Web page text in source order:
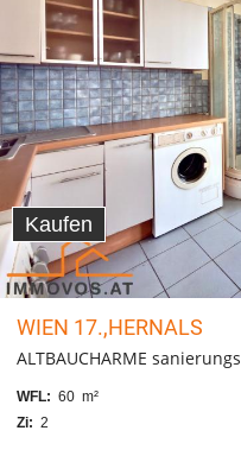
Kaufen
WIEN 17.,HERNALS
ALTBAUCHARME
WFL: 60 m²
Zi: 2